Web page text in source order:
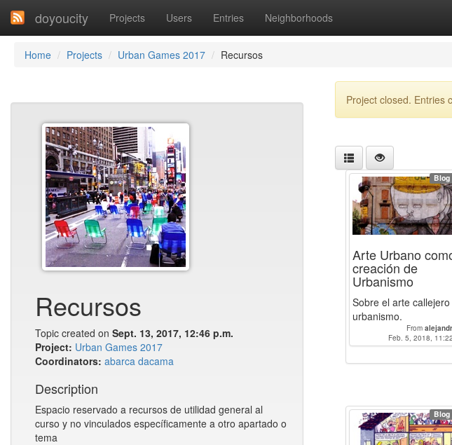
doyoucity Projects Users Entries Neighborhoods
Home Projects Urban Games 2017 Recursos
Recursos
Topic created on Sept. 13, 2017, 12:46 p.m.
Project: Urban Games 2017
Coordinators: abarca dacama
Description
Espacio reservado a recursos de utilidad general al
curso y no vinculados específicamente a otro apartado o
tema
Project closed. Entries
Arte Urbano
creación de
Urbanismo
Sobre el arte callejero
urbanismo.
From
Feb. 5, 2018,